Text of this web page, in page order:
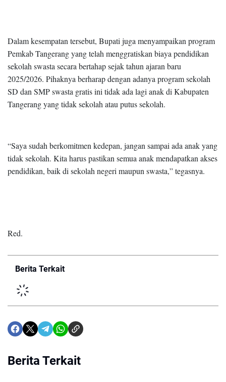
Dalam kesempatan tersebut, Bupati juga menyampaikan program
Pemkab Tangerang yang telah menggratiskan biaya pendidikan
sekolah swasta secara bertahap sejak tahun ajaran baru
2025/2026. Pihaknya berharap dengan adanya program sekolah
SD dan SMP swasta gratis ini tidak ada lagi anak di Kabupaten
Tangerang yang tidak sekolah atau putus sekolah.
“Saya sudah berkomitmen kedepan, jangan sampai ada anak yang
tidak sekolah. Kita harus pastikan semua anak mendapatkan akses
pendidikan, baik di sekolah negeri maupun swasta,” tegasnya.
Red.
Berita Terkait
Berita Terkait